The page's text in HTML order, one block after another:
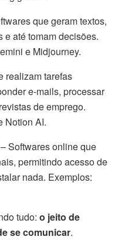
que geram textos,
até tomam decisões.
e Midjourney.
realizam tarefas
e-mails, processar
de emprego.
Notion AI.
– Softwares online que
permitindo acesso de
nada. Exemplos:
tudo: o jeito de
se comunicar.